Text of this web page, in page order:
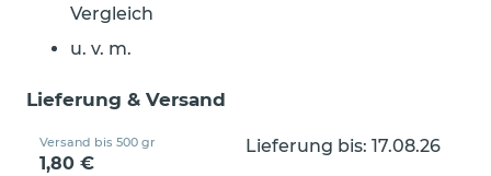
Vergleich
u. v. m.
Lieferung & Versand
Versand bis 500 gr
1,80 €
Lieferung bis: 17.08.26